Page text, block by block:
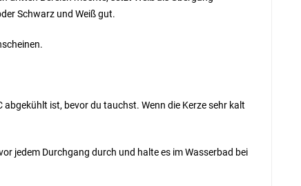
Schwarz und Weiß gut.
ist, bevor du tauchst. Wenn die Kerze sehr kalt
jedem Durchgang durch und halte es im Wasserbad bei